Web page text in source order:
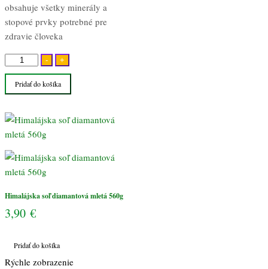
obsahuje všetky minerály a
stopové prvky potrebné pre
zdravie človeka
-
množstvo
Himalájska
mletá
560g
+
Pridať do košíka
Himalájska soľ diamantová mletá 560g
3,90 €
Pridať do košíka
Rýchle zobrazenie